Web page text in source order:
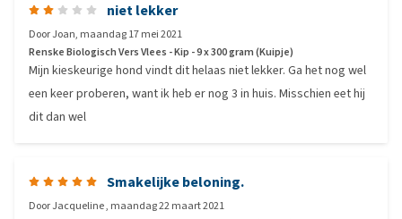
niet lekker
DoorJoan, maandag 17 mei 2021
Renske Biologisch Vers Vlees - Kip - 9 x 300 gram (Kuipje)
Mijn kieskeurige hond vindt dit helaas niet lekker. Ga het nog wel
een keer proberen, want ik heb er nog 3 in huis. Misschien eet hij
dit dan wel
Smakelijke beloning.
DoorJacqueline, maandag 22 maart 2021